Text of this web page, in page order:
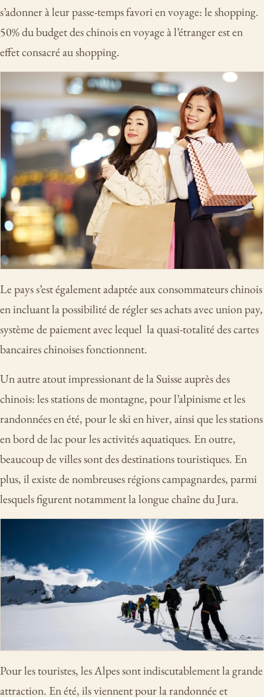
s’adonner à leur passe-temps favori en voyage: le shopping.
50% du budget des chinois en voyage à l’étranger est en
effet consacré au shopping.
Le pays s’est également adaptée aux consommateurs chinois
en incluant la possibilité de régler ses achats avec union pay,
système de paiement avec lequel la quasi-totalité des cartes
bancaires chinoises fonctionnent.
Un autre atout impressionant de la Suisse auprès des
chinois: les stations de montagne, pour l’alpinisme et les
randonnées en été, pour le ski en hiver, ainsi que les stations
en bord de lac pour les activités aquatiques. En outre,
beaucoup de villes sont des destinations touristiques. En
plus, il existe de nombreuses régions campagnardes, parmi
lesquels figurent notamment la longue chaîne du Jura.
Pour les touristes, les Alpes sont indiscutablement la grande
attraction. En été, ils viennent pour la randonnée et